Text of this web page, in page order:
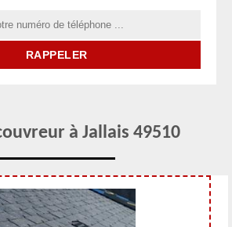
à Jallais 49510